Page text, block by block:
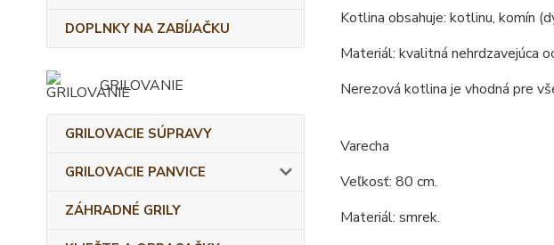
DOPLNKY NA ZABÍJAČKU
GRILOVANIE
GRILOVACIE SÚPRAVY
GRILOVACIE PANVICE
ZÁHRADNÉ GRILY
Kotlina obsahuje: kotlinu, komín
Materiál: kvalitná nehrdzavejúca
Nerezová kotlina je vhodná pre
Varecha
Veľkosť: 80 cm.
Materiál: smrek.